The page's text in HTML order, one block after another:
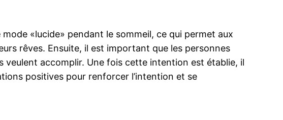
«lucide» pendant le sommeil, ce qui permet aux
rêves. Ensuite, il est important que les personnes
veulent accomplir. Une fois cette intention est établie, il
positives pour renforcer l’intention et se